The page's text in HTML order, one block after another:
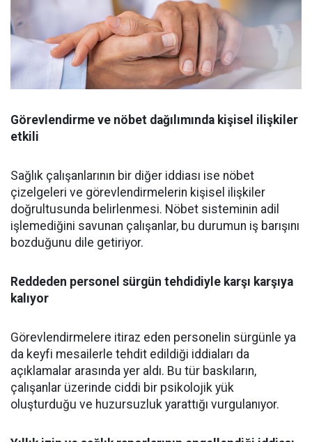
Görevlendirme ve nöbet dağılımında kişisel ilişkiler
etkili
Sağlık çalışanlarının bir diğer iddiası ise nöbet
çizelgeleri ve görevlendirmelerin kişisel ilişkiler
doğrultusunda belirlenmesi. Nöbet sisteminin adil
işlemediğini savunan çalışanlar, bu durumun iş barışını
bozduğunu dile getiriyor.
Reddeden personel sürgün tehdidiyle karşı karşıya
kalıyor
Görevlendirmelere itiraz eden personelin sürgünle ya
da keyfi mesailerle tehdit edildiği iddiaları da
açıklamalar arasında yer aldı. Bu tür baskıların,
çalışanlar üzerinde ciddi bir psikolojik yük
oluşturduğu ve huzursuzluk yarattığı vurgulanıyor.